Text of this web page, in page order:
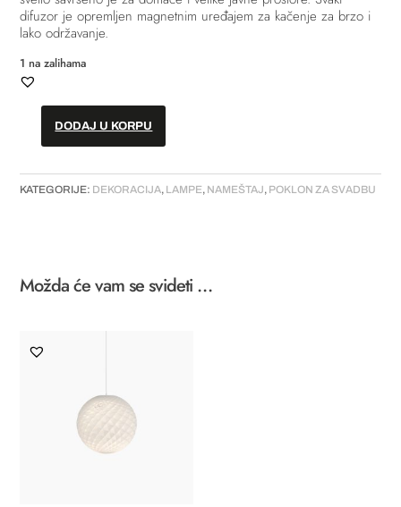
difuzor je opremljen magnetnim uređajem za kačenje za brzo i
lako održavanje.
1 na zalihama
Luster
Veli
Mini
DODAJ U KORPU
KATEGORIJE: DEKORACIJA, LAMPE, NAMEŠTAJ, POKLON ZA SVADBU
Možda će vam se svideti …